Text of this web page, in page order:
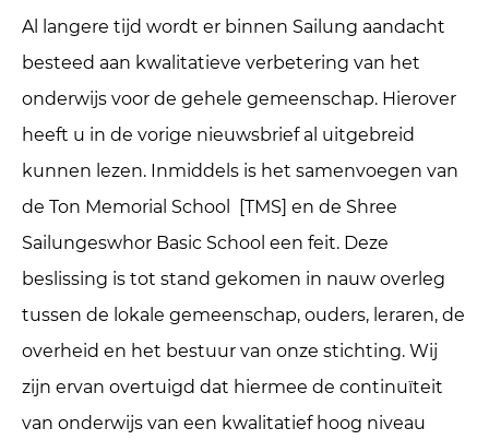
Al langere tijd wordt er binnen Sailung aandacht
besteed aan kwalitatieve verbetering van het
onderwijs voor de gehele gemeenschap. Hierover
heeft u in de vorige nieuwsbrief al uitgebreid
kunnen lezen. Inmiddels is het samenvoegen van
de Ton Memorial School [TMS] en de Shree
Sailungeswhor Basic School een feit. Deze
beslissing is tot stand gekomen in nauw overleg
tussen de lokale gemeenschap, ouders, leraren, de
overheid en het bestuur van onze stichting. Wij
zijn ervan overtuigd dat hiermee de continuïteit
van onderwijs van een kwalitatief hoog niveau